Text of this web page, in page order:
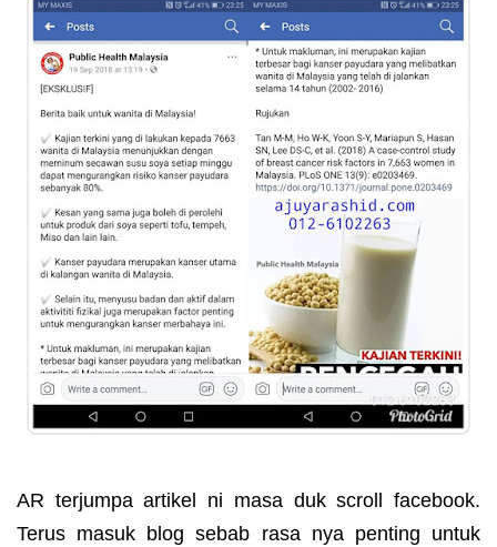
AR terjumpa artikel ni masa duk scroll facebook.
Terus masuk blog sebab rasa nya penting untuk